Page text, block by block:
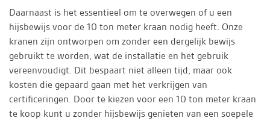
Daarnaast is het essentieel om te overwegen of u een
hijsbewijs voor de 10 ton meter kraan nodig heeft. Onze
kranen zijn ontworpen om zonder een dergelijk bewijs
gebruikt te worden, wat de installatie en het gebruik
vereenvoudigt. Dit bespaart niet alleen tijd, maar ook
kosten die gepaard gaan met het verkrijgen van
certificeringen. Door te kiezen voor een 10 ton meter kraan
te koop kunt u zonder hijsbewijs genieten van een soepele